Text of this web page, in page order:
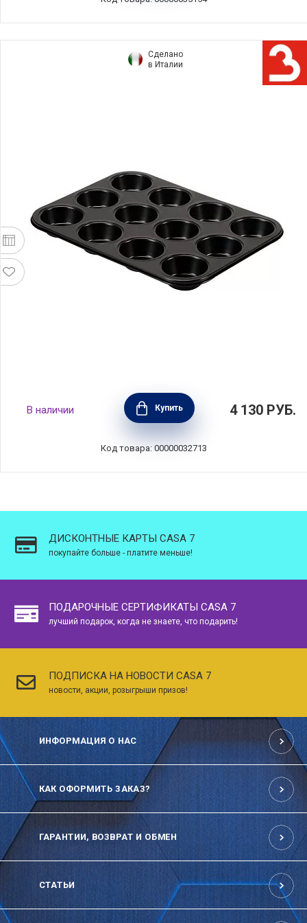
Сделано
в Италии
Форма на 12 маффинов Le Dolcezze 35,5 х 27
см, углеродистая сталь, Barazzoni, Италия,
806000505
В наличии Купить 4 130 РУБ.
Код товара: 00000032713
ДИСКОНТНЫЕ КАРТЫ CASA 7
покупайте больше - платите меньше!
ПОДАРОЧНЫЕ СЕРТИФИКАТЫ CASA 7
лучший подарок, когда не знаете, что подарить!
ПОДПИСКА НА НОВОСТИ CASA 7
новости, акции, розыгрыши призов!
ИНФОРМАЦИЯ О НАС
КАК ОФОРМИТЬ ЗАКАЗ?
ГАРАНТИИ, ВОЗВРАТ И ОБМЕН
СТАТЬИ